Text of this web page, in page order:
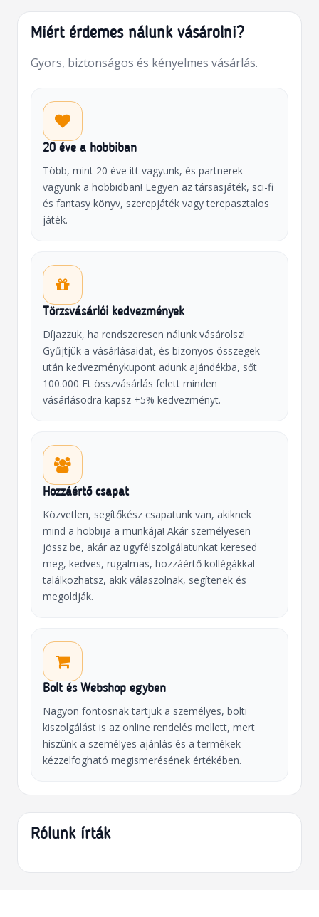
Miért érdemes nálunk vásárolni?
Gyors, biztonságos és kényelmes vásárlás.
20 éve a hobbiban
Több, mint 20 éve itt vagyunk, és partnerek
vagyunk a hobbidban! Legyen az társasjáték, sci-fi
és fantasy könyv, szerepjáték vagy terepasztalos
játék.
Törzsvásárlói kedvezmények
Díjazzuk, ha rendszeresen nálunk vásárolsz!
Gyűjtjük a vásárlásaidat, és bizonyos összegek
után kedvezménykupont adunk ajándékba, sőt
100.000 Ft összvásárlás felett minden
vásárlásodra kapsz +5% kedvezményt.
Hozzáértő csapat
Közvetlen, segítőkész csapatunk van, akiknek
mind a hobbija a munkája! Akár személyesen
jössz be, akár az ügyfélszolgálatunkat keresed
meg, kedves, rugalmas, hozzáértő kollégákkal
találkozhatsz, akik válaszolnak, segítenek és
megoldják.
Bolt és Webshop egyben
Nagyon fontosnak tartjuk a személyes, bolti
kiszolgálást is az online rendelés mellett, mert
hiszünk a személyes ajánlás és a termékek
kézzelfogható megismerésének értékében.
Rólunk írták